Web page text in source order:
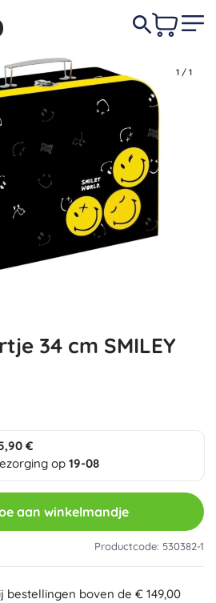
1 / 1
34 cm SMILEY
€
op 19-08
aan winkelmandje
Productcode: 530382-1
bestellingen boven de € 149,00
In